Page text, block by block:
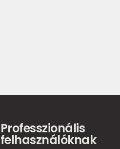
Professzionális
felhasználóknak